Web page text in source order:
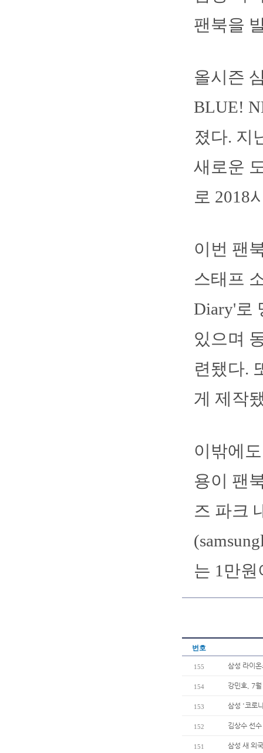
팬북을
올시즌
BLUE!
졌다. 지
새로운
로 2018
이번 팬
스태프
Diary'로
있으며
련됐다.
게 제작
이밖에
용이 팬
즈 파크
는 1만원
번호
155 삼성 라이
154 강민호, 7
153 삼성 '코로
152 김상수 선
151 삼성 새 외